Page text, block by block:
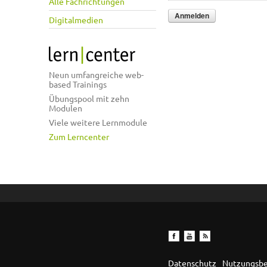
Digitalmedien
Neun umfangreiche web-
based Trainings
Übungspool mit zehn
Modulen
Viele weitere Lernmodule
Zum Lerncenter
Datenschutz